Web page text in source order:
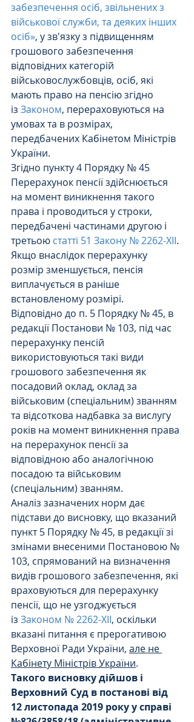
забезпечення осіб, звільнених з
військової служби, та деяких інших
осіб», у зв'язку з підвищенням
грошового забезпечення
відповідних категорій
військовослужбовців, осіб, які
мають право на пенсію згідно
із Законом, перераховуються на
умовах та в розмірах,
передбачених Кабінетом Міністрів
України.
Згідно пункту 4 Порядку № 45
Перерахунок пенсії здійснюється
на момент виникнення такого
права і проводиться у строки,
передбачені частинами другою і
третьою статті 51 Закону № 2262-ХІІ.
Якщо внаслідок перерахунку
розмір зменшується, пенсія
виплачується в раніше
встановленому розмірі.
Відповідно до п. 5 Порядку № 45, в
редакції Постанови № 103, під час
перерахунку пенсій
використовуються такі види
грошового забезпечення як
посадовий оклад, оклад за
військовим (спеціальним) званням
та відсоткова надбавка за вислугу
років на момент виникнення права
на перерахунок пенсії за
відповідною або аналогічною
посадою та військовим
(спеціальним) званням.
Аналіз зазначених норм дає
підстави до висновку, що вказаний
пункт 5 Порядку № 45, в редакції зі
змінами внесеними Постановою №
103, спрямований на визначення
видів грошового забезпечення, які
враховуються для перерахунку
пенсії, що не узгоджується
із Законом № 2262-ХІІ, оскільки
вказані питання є прерогативою
Верховної Ради України, але не
Кабінету Міністрів України.
Такого висновку дійшов і
Верховний Суд в постанові від
12 листопада 2019 року у справі